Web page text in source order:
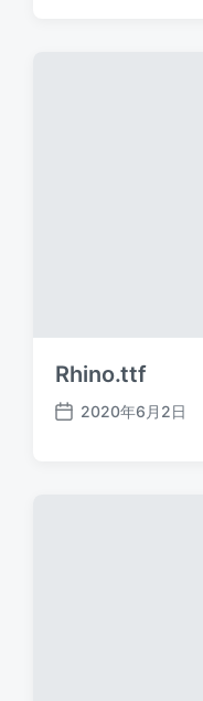
Rhino.ttf
发
2020年6月2日